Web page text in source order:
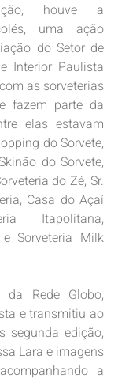
houve a
uma ação
do Setor de
Interior Paulista
as sorveterias
fazem parte da
elas estavam
do Sorvete,
do Sorvete,
do Zé, Sr.
Casa do Açaí
Itapolitana,
Sorveteria Milk
Rede Globo,
e transmitiu ao
segunda edição,
Lara e imagens
a